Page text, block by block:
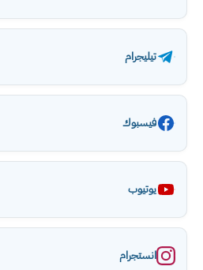
تيليجرام
فيسبوك
يوتيوب
انستجرام